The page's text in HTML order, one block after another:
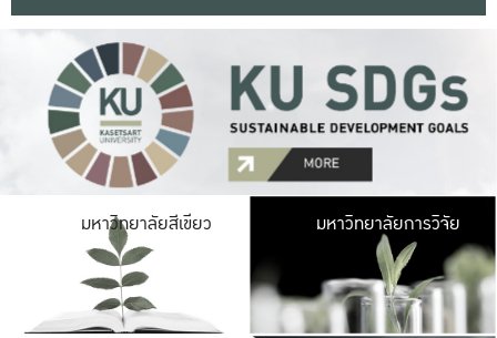
มหาวิทยาลัยสีเขียว มหาวิ
มีพื้นที่เขียวสดใส
เป็นป่าในเมือง เกษต
มหาวิทยาลัยการวิจัย